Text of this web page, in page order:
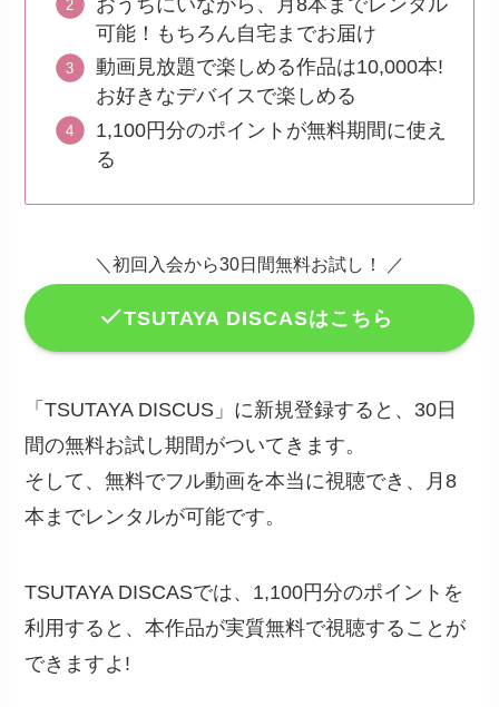
おうちにいながら、月8本までレンタル
可能！もちろん自宅までお届け
動画見放題で楽しめる作品は10,000本!
お好きなデバイスで楽しめる
1,100円分のポイントが無料期間に使え
る
＼初回入会から30日間無料お試し！ ／
TSUTAYA DISCASはこちら
「TSUTAYA DISCUS」に新規登録すると、30日
間の無料お試し期間がついてきます。
そして、無料でフル動画を本当に視聴でき、月8
本までレンタルが可能です。
TSUTAYA DISCASでは、1,100円分のポイントを
利用すると、本作品が実質無料で視聴することが
できますよ!